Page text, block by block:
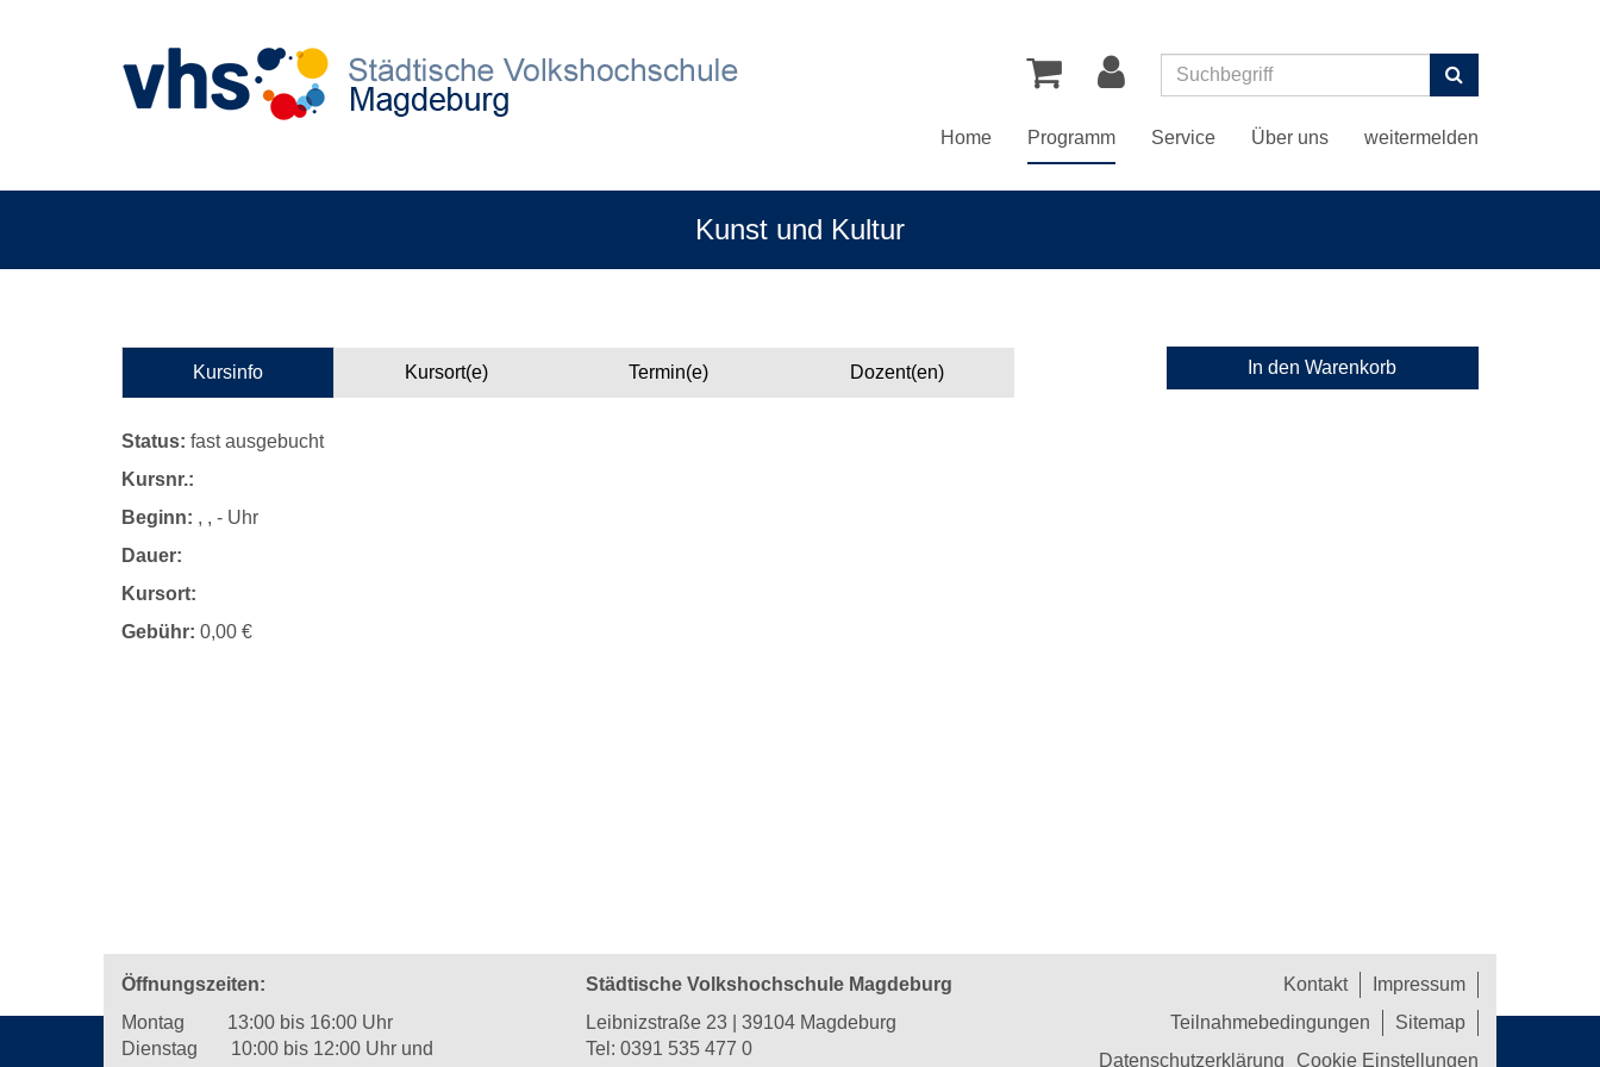
Suchen
Home Programm Service Über uns weitermelden
Kunst und Kultur
Kursinfo Kursort(e) Termin(e) Dozent(en)
Status: fast ausgebucht
Kursnr.:
Beginn: , , - Uhr
Dauer:
Kursort:
Gebühr: 0,00 €
In den Warenkorb
Öffnungszeiten:
Montag 13:00 bis 16:00 Uhr
Dienstag 10:00 bis 12:00 Uhr und
Städtische Volkshochschule Magdeburg
Leibnizstraße 23 | 39104 Magdeburg
Tel: 0391 535 477 0
Kontakt
Impressum
Teilnahmebedingungen
Sitemap
Datenschutzerklärung
Cookie Einstellungen